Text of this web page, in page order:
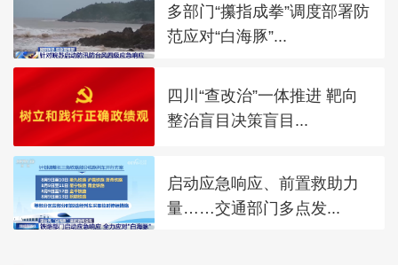
多部门“攥指成拳”调度部署防
范应对“白海豚”...
四川“查改治”一体推进 靶向
整治盲目决策盲目...
启动应急响应、前置救助力
量……交通部门多点发...